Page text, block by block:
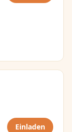
Einladen